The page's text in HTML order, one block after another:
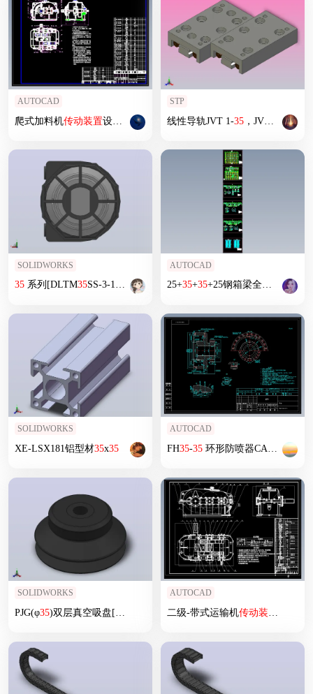
AUTOCAD
爬式加料机传动装置设计（有cad图+ppt）
STP
线性导轨JVT 1-35，JVT 1- 35A
SOLIDWORKS
35系列[DLTM35SS-3-1]管状电机
AUTOCAD
25+35+35+25钢箱梁全套图纸
SOLIDWORKS
XE-LSX181铝型材35x35
AUTOCAD
FH35-35环形防喷器CAD图纸
SOLIDWORKS
PJG(φ35)双层真空吸盘[PJG-
AUTOCAD
二级-带式运输机传动装置